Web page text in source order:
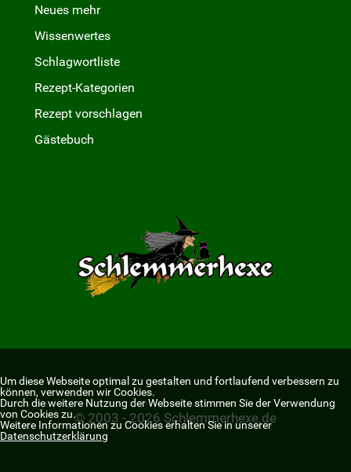
Neues mehr
Wissenwertes
Schlagwortliste
Rezept-Kategorien
Rezept vorschlagen
Gästebuch
© 2003 - 2026 Schlemmerhexe.de
Um diese Webseite optimal zu gestalten und fortlaufend verbessern zu
können, verwenden wir Cookies.
Durch die weitere Nutzung der Webseite stimmen Sie der Verwendung
von Cookies zu.
Weitere Informationen zu Cookies erhalten Sie in unserer
Datenschutzerklärung